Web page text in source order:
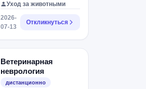
Уход за животными
2026-
07-13
Откликнуться
Ветеринарная
неврология
дистанционно